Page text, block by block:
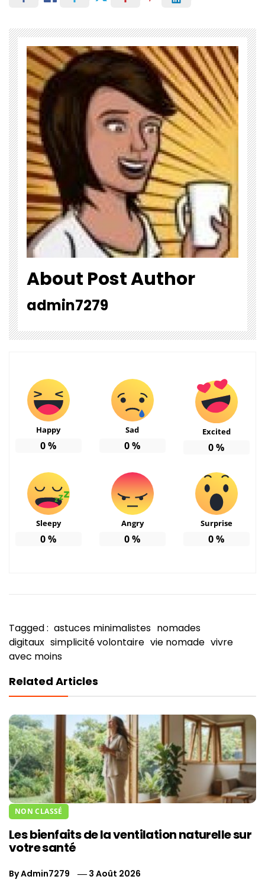
About Post Author
admin7279
Happy
0%
Sad
0%
Excited
0%
Sleepy
0%
Angry
0%
Surprise
0%
Tagged : astuces minimalistes nomades
digitaux simplicité volontaire vie nomade vivre
avec moins
Related Articles
NON CLASSÉ
Les bienfaits de la ventilation naturelle sur
votre santé
ByAdmin7279 3 Août 2026